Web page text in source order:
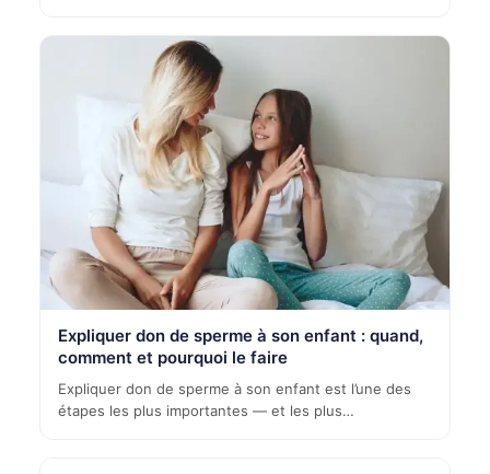
Expliquer don de sperme à son enfant : quand,
comment et pourquoi le faire
Expliquer don de sperme à son enfant est l’une des
étapes les plus importantes — et les plus…